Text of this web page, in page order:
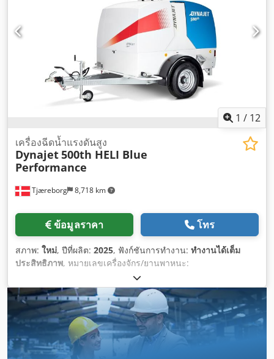
1 / 12
Tjæreborg 8,718 km
เครื่องฉีดน้ำแรงดันสูง
Dynajet500th HELI Blue
Performance
ข้อมูลราคา โทร
สภาพ: ใหม่, ปีที่ผลิต: 2025, ฟังก์ชันการทำงาน: ทำงานได้เต็ม
ประสิทธิภาพ, หมายเลขเครื่องจักร/ยานพาหนะ:
, ความดันใช้งาน:
ทั้งหมด:3,710 มม, ความยาวของสายยางแรงดันสูง:500 มม,
ความสูงรวม:2,080 มม , ความกว้างทั้งหมด:2,070 มม
, ความดัน:
500 แท่ง, เชื้อเพลิง:ดีเซล, ความจุการให้ความร้อน:91 กิโลวัตต์
(123.73 แรงม้า), น้ำหนักรวม: 1,525 กก., ความจุถังน้ำ: 1,000 ล
ระยะเวลาการรับประกัน: 12 เดือน, ความจุถังเชื้อเพลิง:
กำลัง:42 กิโลวัตต์ (57.10 แรงม้า)